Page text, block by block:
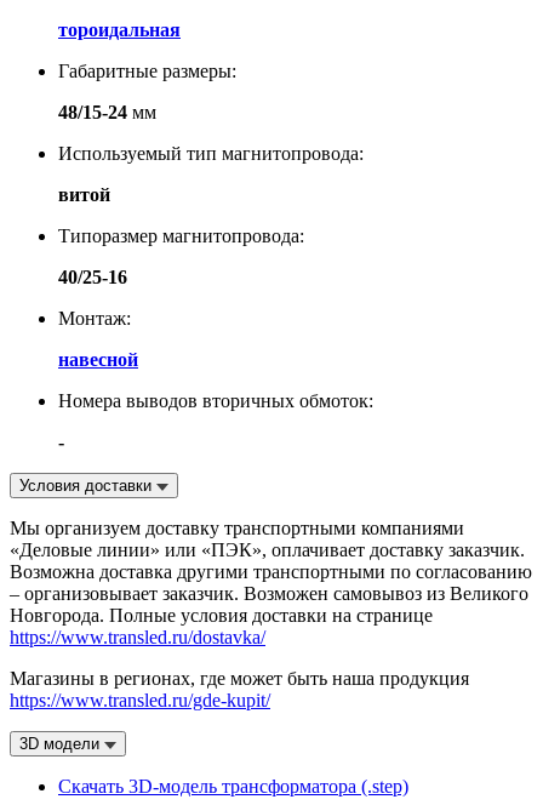
тороидальная
Габаритные размеры:
48/15-24 мм
Используемый тип магнитопровода:
витой
Типоразмер магнитопровода:
40/25-16
Монтаж:
навесной
Номера выводов вторичных обмоток:
-
Условия доставки
Мы организуем доставку транспортными компаниями
«Деловые линии» или «ПЭК», оплачивает доставку заказчик.
Возможна доставка другими транспортными по согласованию
– организовывает заказчик. Возможен самовывоз из Великого
Новгорода. Полные условия доставки на странице
https://www.transled.ru/dostavka/
Магазины в регионах, где может быть наша продукция
https://www.transled.ru/gde-kupit/
3D модели
Скачать 3D-модель трансформатора (.step)